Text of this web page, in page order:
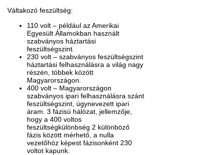
Váltakozó feszültség:
110 volt – például az Amerikai
Egyesült Államokban használt
szabványos háztartási
feszültségszint.
230 volt – szabványos feszültségszint
háztartási felhasználásra a világ nagy
részén, többek között
Magyarországon.
400 volt – Magyarországon
szabványos ipari felhasználásra szánt
feszültségszint, úgynevezett ipari
áram. 3 fázisú hálózat, jellemzője,
hogy a 400 voltos
feszültségkülönbség 2 különböző
fázis között mérhető, a nulla
vezetőhöz képest fázisonként 230
voltot kapunk.